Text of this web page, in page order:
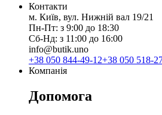
Контакти
м. Київ, вул. Нижній вал 19/21
Пн-Пт: з 9:00 до 18:30
Сб-Нд: з 11:00 до 16:00
info@butik.uno
+38 050 844-49-12+38 050 518-
Компанія
Допомога